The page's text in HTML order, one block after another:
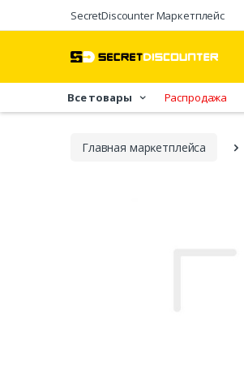
SecretDiscounter Маркетплейс
Все товары Распродажа
Главная марĸетплейса